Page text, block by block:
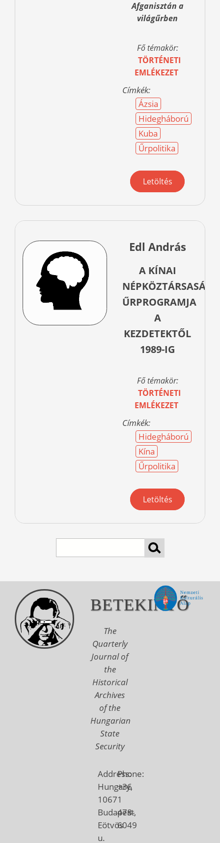
Afganisztán a
világűrben
Fő témakör:
TÖRTÉNETI
EMLÉKEZET
Címkék:
Ázsia
Hidegháború
Kuba
Űrpolitika
Letöltés
Edl András
A KÍNAI
NÉPKÖZTÁRSASÁG
ŰRPROGRAMJA
A
KEZDETEKTŐL
1989-IG
Fő témakör:
TÖRTÉNETI
EMLÉKEZET
Címkék:
Hidegháború
Kína
Űrpolitika
Letöltés
BETEKINTŐ
The
Quarterly
Journal of
the
Historical
Archives
of the
Hungarian
State
Security
Address:
Hungary,
1067
Budapest,
Eötvös
u.
Phone:
+36
1
478-
6049